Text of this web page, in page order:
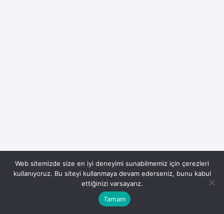
Web sitemizde size en iyi deneyimi sunabilmemiz için çerezleri
kullanıyoruz. Bu siteyi kullanmaya devam ederseniz, bunu kabul
ettiğinizi varsayarız.
Tamam